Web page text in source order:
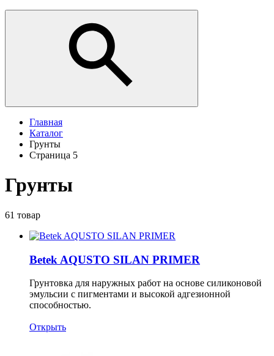
Главная
Каталог
Грунты
Страница 5
Грунты
61 товар
Betek AQUSTO SILAN PRIMER
Грунтовка для наружных работ на основе силиконовой
эмульсии с пигментами и высокой адгезионной
способностью.
Открыть